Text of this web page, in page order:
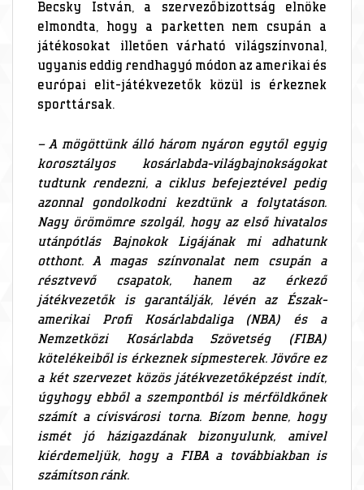
Becsky István, a szervezőbizottság elnöke
elmondta, hogy a parketten nem csupán a
játékosokat illetően várható világszínvonal,
ugyanis eddig rendhagyó módon az amerikai és
európai elit-játékvezetők közül is érkeznek
sporttársak.
– A mögöttünk álló három nyáron egytől egyig
korosztályos kosárlabda-világbajnokságokat
tudtunk rendezni, a ciklus befejeztével pedig
azonnal gondolkodni kezdtünk a folytatáson.
Nagy örömömre szolgál, hogy az első hivatalos
utánpótlás Bajnokok Ligájának mi adhatunk
otthont. A magas színvonalat nem csupán a
résztvevő csapatok, hanem az érkező
játékvezetők is garantálják, lévén az Észak-
amerikai Profi Kosárlabdaliga (NBA) és a
Nemzetközi Kosárlabda Szövetség (FIBA)
kötelékeiből is érkeznek sípmesterek. Jövőre ez
a két szervezet közös játékvezetőképzést indít,
úgyhogy ebből a szempontból is mérföldkőnek
számít a cívisvárosi torna. Bízom benne, hogy
ismét jó házigazdának bizonyulunk, amivel
kiérdemeljük, hogy a FIBA a továbbiakban is
számítson ránk.